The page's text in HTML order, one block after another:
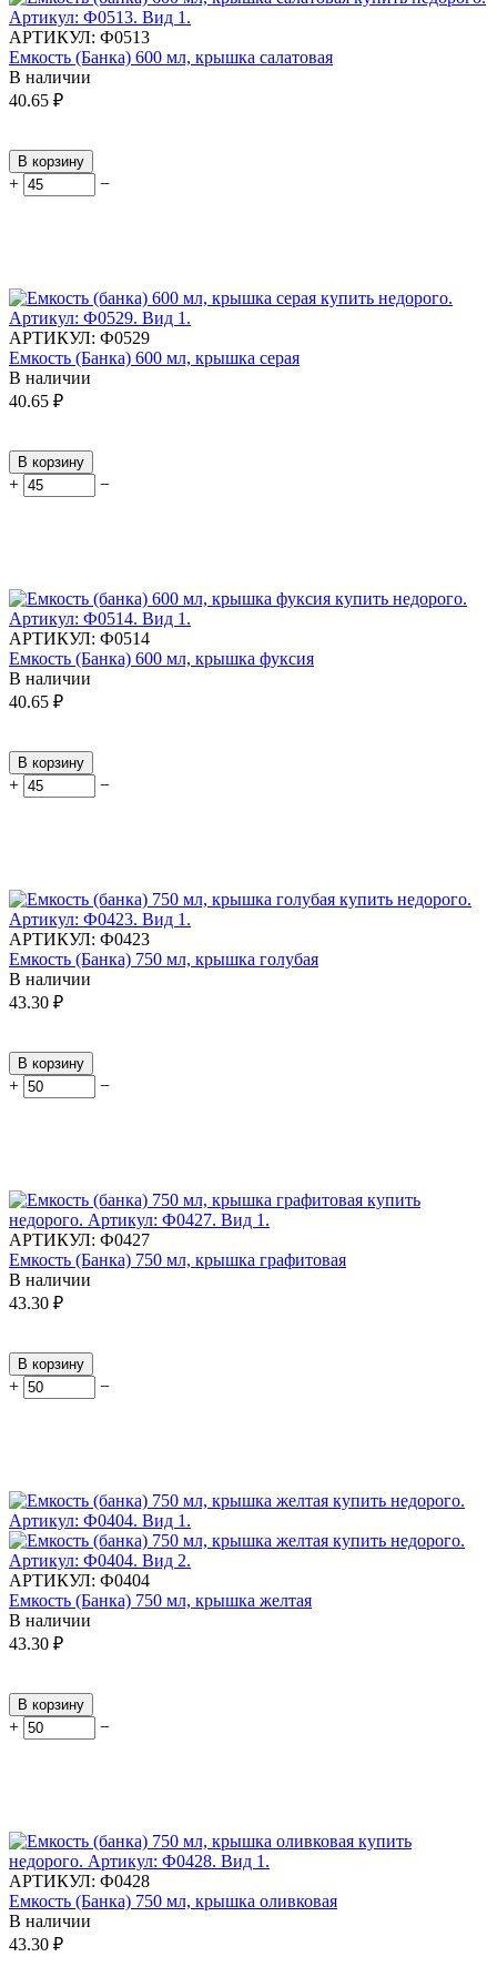
АРТИКУЛ: Ф0513
Емкость (Банка) 600 мл, крышка салатовая
В наличии
40.65 ₽
В корзину
+ −
АРТИКУЛ: Ф0529
Емкость (Банка) 600 мл, крышка серая
В наличии
40.65 ₽
В корзину
+ −
АРТИКУЛ: Ф0514
Емкость (Банка) 600 мл, крышка фуксия
В наличии
40.65 ₽
В корзину
+ −
АРТИКУЛ: Ф0423
Емкость (Банка) 750 мл, крышка голубая
В наличии
43.30 ₽
В корзину
+ −
АРТИКУЛ: Ф0427
Емкость (Банка) 750 мл, крышка графитовая
В наличии
43.30 ₽
В корзину
+ −
АРТИКУЛ: Ф0404
Емкость (Банка) 750 мл, крышка желтая
В наличии
43.30 ₽
В корзину
+ −
АРТИКУЛ: Ф0428
Емкость (Банка) 750 мл, крышка оливковая
В наличии
43.30 ₽